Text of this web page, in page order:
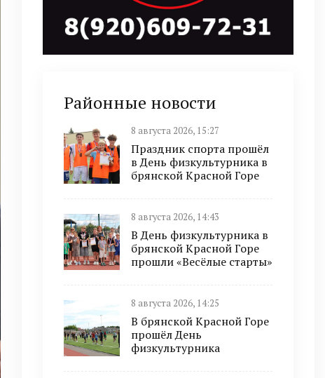
Районные новости
8 августа 2026, 15:27
Праздник спорта прошёл
в День физкультурника в
брянской Красной Горе
8 августа 2026, 14:43
В День физкультурника в
брянской Красной Горе
прошли «Весёлые старты»
8 августа 2026, 14:25
В брянской Красной Горе
прошёл День
физкультурника